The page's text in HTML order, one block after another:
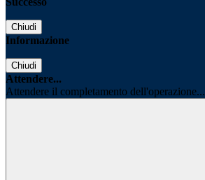
Chiudi
Informazione
Chiudi
Attendere...
Attendere il completamento dell'operazione...